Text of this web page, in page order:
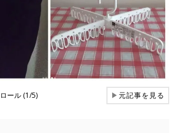
ール (1/5) ▶元記事を見る